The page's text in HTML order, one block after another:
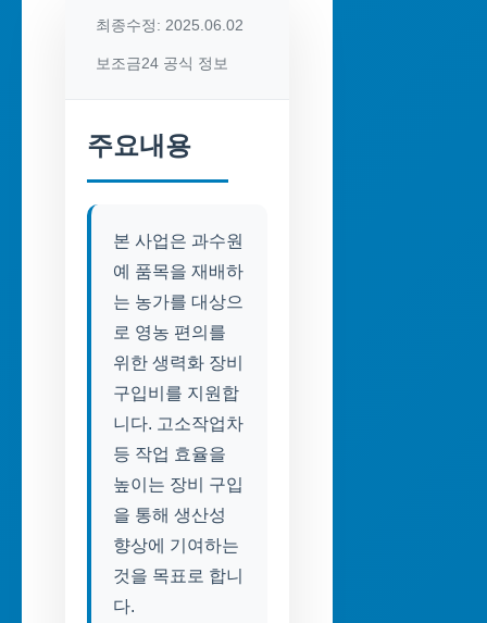
최종수정: 2025.06.02
보조금24 공식 정보
주요내용
본 사업은 과수원
예 품목을 재배하
는 농가를 대상으
로 영농 편의를
위한 생력화 장비
구입비를 지원합
니다. 고소작업차
등 작업 효율을
높이는 장비 구입
을 통해 생산성
향상에 기여하는
것을 목표로 합니
다.